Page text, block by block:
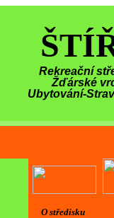
Rekreační
Žďárské
Ubytování-
O středisku